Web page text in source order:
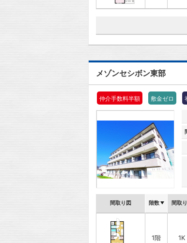
メゾンセシボン東部
仲介手数料半額 敷金ゼロ
間取り図 階数 間取り
1階 1K